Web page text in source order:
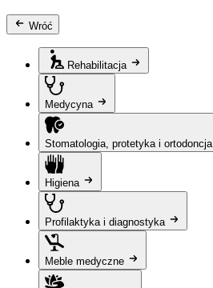
Wróć
Rehabilitacja
Medycyna
Stomatologia, protetyka i ortodoncja
Higiena
Profilaktyka i diagnostyka
Meble medyczne